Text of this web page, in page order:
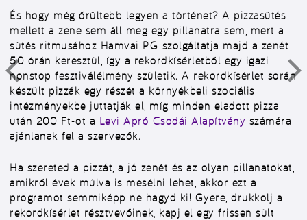
És hogy még őrültebb legyen a történet? A pizzasütés
mellett a zene sem áll meg egy pillanatra sem, mert a
sütés ritmusához Hamvai PG szolgáltatja majd a zenét
50 órán keresztül, így a rekordkísérletből egy igazi
nonstop fesztiválélmény születik. A rekordkísérlet során
készült pizzák egy részét a környékbeli szociális
intézményekbe juttatják el, míg minden eladott pizza
után 200 Ft-ot a Levi Apró Csodái Alapítvány számára
ajánlanak fel a szervezők.
Ha szereted a pizzát, a jó zenét és az olyan pillanatokat,
amikről évek múlva is mesélni lehet, akkor ezt a
programot semmiképp ne hagyd ki! Gyere, drukkolj a
rekordkísérlet résztvevőinek, kapj el egy frissen sült